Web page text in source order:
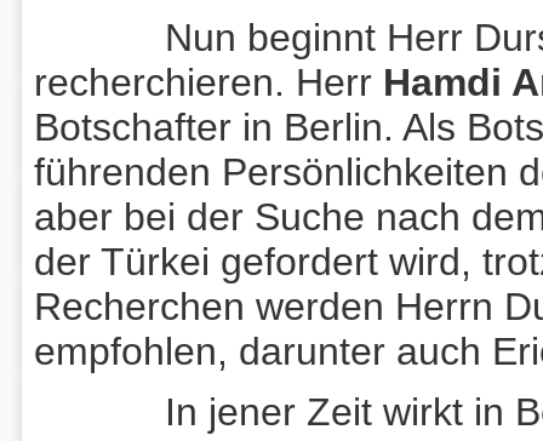
Nun beginnt Herr
recherchieren. Herr Hamdi
Botschafter in Berlin. Als
führenden Persönlichkeiten
aber bei der Suche nach
der Türkei gefordert wird,
Recherchen werden Herrn
empfohlen, darunter auch
In jener Zeit wirkt in